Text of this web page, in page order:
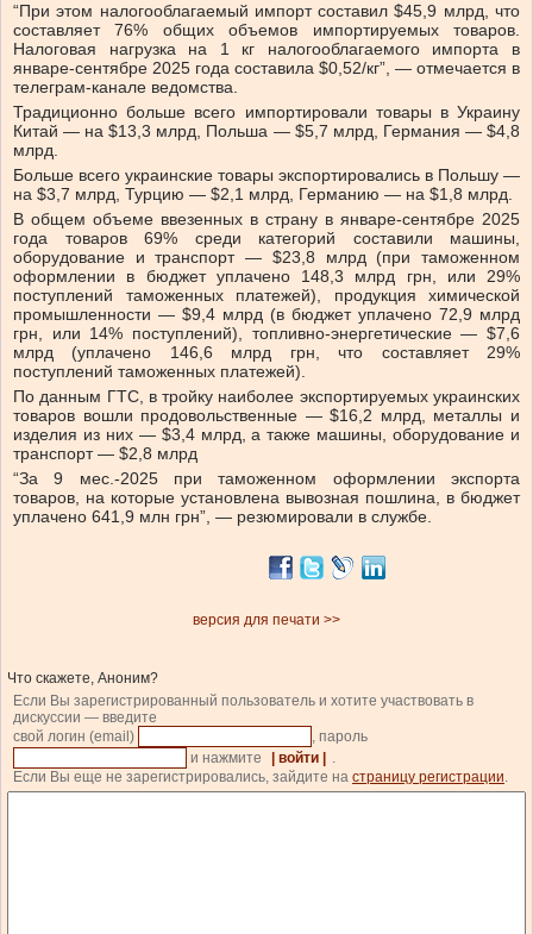
“При этом налогооблагаемый импорт составил $45,9 млрд, что
составляет 76% общих объемов импортируемых товаров.
Налоговая нагрузка на 1 кг налогооблагаемого импорта в
январе-сентябре 2025 года составила $0,52/кг”, — отмечается в
телеграм-канале ведомства.
Традиционно больше всего импортировали товары в Украину
Китай — на $13,3 млрд, Польша — $5,7 млрд, Германия — $4,8
млрд.
Больше всего украинские товары экспортировались в Польшу —
на $3,7 млрд, Турцию — $2,1 млрд, Германию — на $1,8 млрд.
В общем объеме ввезенных в страну в январе-сентябре 2025
года товаров 69% среди категорий составили машины,
оборудование и транспорт — $23,8 млрд (при таможенном
оформлении в бюджет уплачено 148,3 млрд грн, или 29%
поступлений таможенных платежей), продукция химической
промышленности — $9,4 млрд (в бюджет уплачено 72,9 млрд
грн, или 14% поступлений), топливно-энергетические — $7,6
млрд (уплачено 146,6 млрд грн, что составляет 29%
поступлений таможенных платежей).
По данным ГТС, в тройку наиболее экспортируемых украинских
товаров вошли продовольственные — $16,2 млрд, металлы и
изделия из них — $3,4 млрд, а также машины, оборудование и
транспорт — $2,8 млрд
“За 9 мес.-2025 при таможенном оформлении экспорта
товаров, на которые установлена вывозная пошлина, в бюджет
уплачено 641,9 млн грн”, — резюмировали в службе.
версия для печати >>
Что скажете, Аноним?
Если Вы зарегистрированный пользователь и хотите участвовать в
дискуссии — введите
свой логин (email)
, пароль
и нажмите
| войти |
.
Если Вы еще не зарегистрировались, зайдите на страницу регистрации.